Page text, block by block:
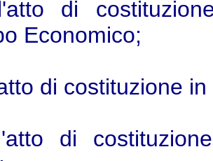
di
Economico;
di costituzione
di